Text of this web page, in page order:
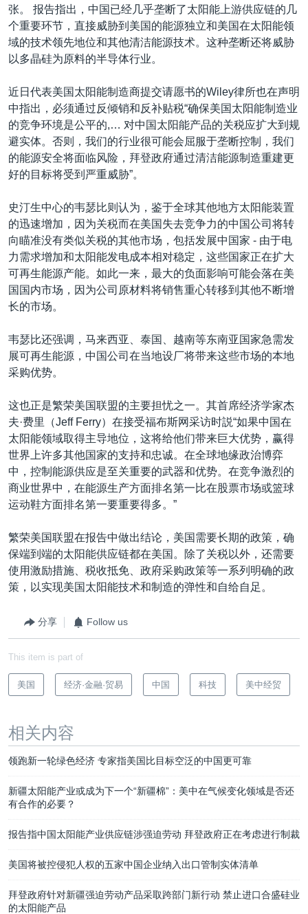
张。 报告指出，中国已经几乎垄断了太阳能上游供应链的几
个重要环节，直接威胁到美国的能源独立和美国在太阳能领
域的技术领先地位和其他清洁能源技术。这种垄断还将威胁
以多晶硅为原料的半导体行业。
近日代表美国太阳能制造商提交请愿书的Wiley律所也在声明
中指出，必须通过反倾销和反补贴税“确保美国太阳能制造业
的竞争环境是公平的,… 对中国太阳能产品的关税应扩大到规
避实体。否则，我们的行业很可能会屈服于垄断控制，我们
的能源安全将面临风险，拜登政府通过清洁能源制造重建更
好的目标将受到严重威胁”。
史汀生中心的韦瑟比则认为，鉴于全球其他地方太阳能装置
的迅速增加，因为关税而在美国失去竞争力的中国公司将转
向瞄准没有类似关税的其他市场，包括发展中国家 - 由于电
力需求增加和太阳能发电成本相对稳定，这些国家正在扩大
可再生能源产能。如此一来，最大的负面影响可能会落在美
国国内市场，因为公司原材料将销售重心转移到其他不断增
长的市场。
韦瑟比还强调，马来西亚、泰国、越南等东南亚国家急需发
展可再生能源，中国公司在当地设厂将带来这些市场的本地
采购优势。
这也正是繁荣美国联盟的主要担忧之一。其首席经济学家杰
夫·费里（Jeff Ferry）在接受福布斯网采访时説“如果中国在
太阳能领域取得主导地位，这将给他们带来巨大优势，赢得
世界上许多其他国家的支持和忠诚。在全球地缘政治博弈
中，控制能源供应是至关重要的武器和优势。在竞争激烈的
商业世界中，在能源生产方面排名第一比在股票市场或篮球
运动鞋方面排名第一要重要得多。”
繁荣美国联盟在报告中做出结论，美国需要长期的政策，确
保端到端的太阳能供应链都在美国。除了关税以外，还需要
使用激励措施、税收抵免、政府采购政策等一系列明确的政
策，以实现美国太阳能技术和制造的弹性和自给自足。
分享 Follow us
This item is part of
美国 经济·金融·贸易 中国 科技 美中经贸
相关内容
领跑新一轮绿色经济 专家指美国比目标空泛的中国更可靠
新疆太阳能产业或成为下一个“新疆棉”：美中在气候变化领域是否还
有合作的必要？
报告指中国太阳能产业供应链涉强迫劳动 拜登政府正在考虑进行制裁
美国将被控侵犯人权的五家中国企业纳入出口管制实体清单
拜登政府针对新疆强迫劳动产品采取跨部门新行动 禁止进口合盛硅业
的太阳能产品